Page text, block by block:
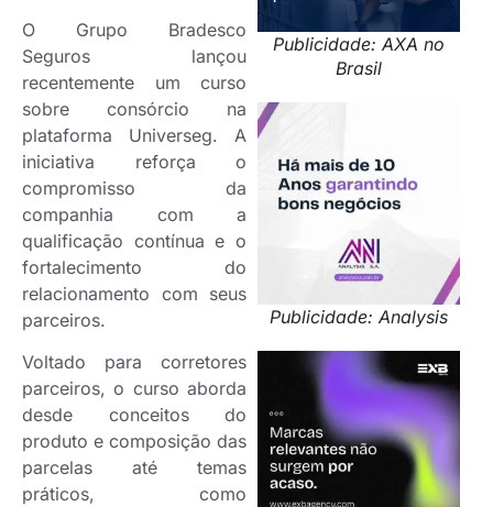
Publicidade: AXA no
Brasil
Publicidade: Analysis
O Grupo Bradesco
Seguros lançou
recentemente um curso
sobre consórcio na
plataforma Universeg. A
iniciativa reforça o
compromisso da
companhia com a
qualificação contínua e o
fortalecimento do
relacionamento com seus
parceiros.
Voltado para corretores
parceiros, o curso aborda
desde conceitos do
produto e composição das
parcelas até temas
práticos, como